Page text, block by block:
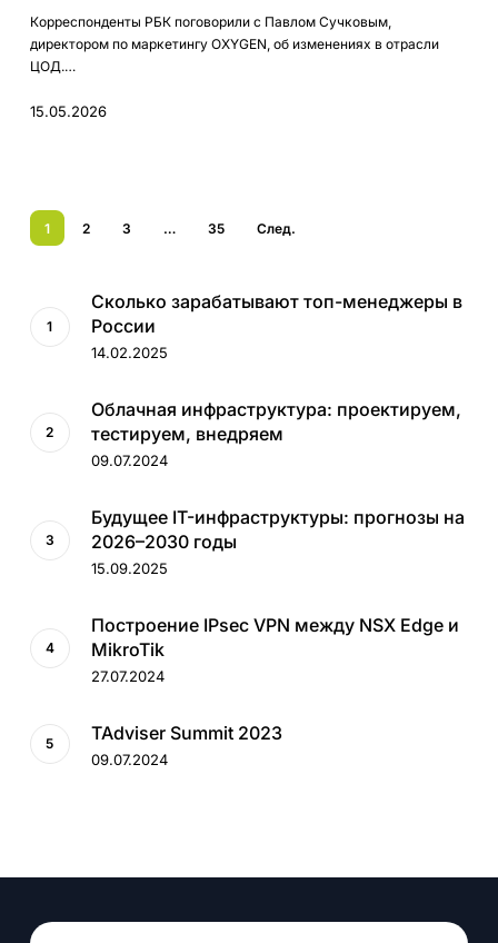
влияет
на
глобальный
дата-
Корреспонденты РБК поговорили с Павлом Сучковым,
директором по маркетингу OXYGEN, об изменениях в отрасли
ЦОД.…
15.05.2026
1 2 3 … 35 След.
Сколько зарабатывают топ-менеджеры в
России
14.02.2025
Облачная инфраструктура: проектируем,
тестируем, внедряем
09.07.2024
Будущее IT-инфраструктуры: прогнозы на
2026–2030 годы
15.09.2025
Построение IPsec VPN между NSX Edge и
MikroTik
27.07.2024
TAdviser Summit 2023
09.07.2024